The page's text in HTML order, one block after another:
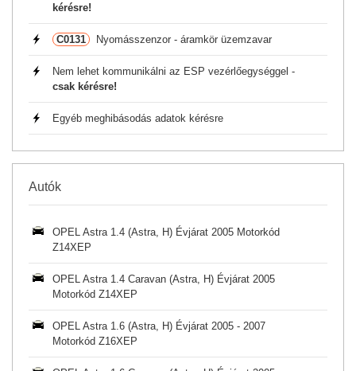
kérésre!
C0131 Nyomásszenzor - áramkör üzemzavar
Nem lehet kommunikálni az ESP vezérlőegységgel -
csak kérésre!
Egyéb meghibásodás adatok kérésre
Autók
OPEL Astra 1.4 (Astra, H) Évjárat 2005 Motorkód
Z14XEP
OPEL Astra 1.4 Caravan (Astra, H) Évjárat 2005
Motorkód Z14XEP
OPEL Astra 1.6 (Astra, H) Évjárat 2005 - 2007
Motorkód Z16XEP